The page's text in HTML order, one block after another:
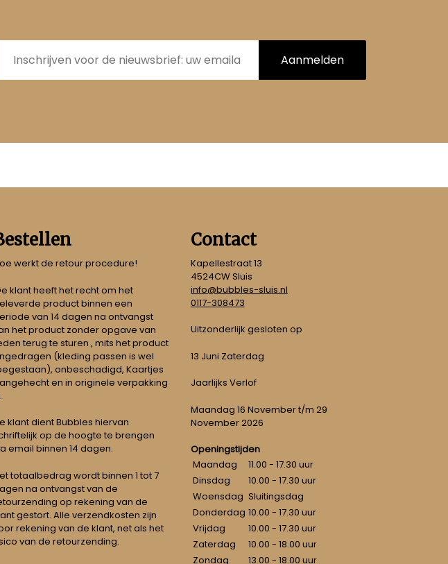
mailadres Aanmelden
werkt de retour procedure!
klant heeft het recht om het
product binnen een
van 14 dagen na ontvangst
het product zonder opgave van
terug te sturen , mits het product
(kleding passen is wel
onbeschadigd, Kaartjes
en in originele verpakking
klant dient Bubbles hiervan
op de hoogte te brengen
email binnen 14 dagen.
totaalbedrag wordt binnen 1 tot 7
na ontvangst van de
op rekening van de
gestort. Alle verzendkosten zijn
rekening van de klant, net als het
van de retourzending.
Contact
Kapellestraat 13
4524CW Sluis
info@bubbles-sluis.nl
0117-308473
Uitzonderlijk gesloten op
13 Juni Zaterdag
Jaarlijks Verlof
Maandag 16 November t/m 29
November 2026
Openingstijden
Maandag
11.00 - 17.30 uur
Dinsdag
10.00 - 17.30 uur
Woensdag Sluitingsdag
Donderdag 10.00 - 17.30 uur
Vrijdag
10.00 - 17.30 uur
Zaterdag
10.00 - 18.00 uur
Zondag
13.00 - 18.00 uur